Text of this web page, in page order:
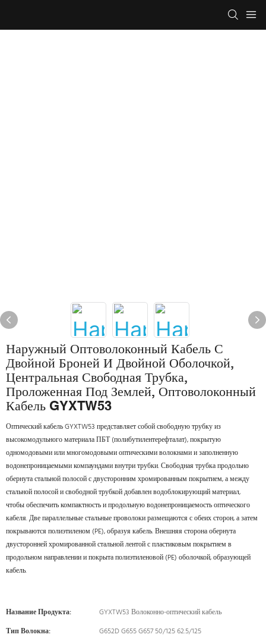
Наружный Оптоволоконный Кабель С
Двойной Броней И Двойной Оболочкой,
Центральная Свободная Трубка,
Проложенная Под Землей, Оптоволоконный
Кабель GYXTW53
Оптический кабель GYXTW53 представляет собой свободную трубку из
высокомодульного материала ПБТ (полибутилентерефталат), покрытую
одномодовыми или многомодовыми оптическими волокнами и заполненную
водонепроницаемыми компаундами внутри трубки. Свободная трубка продольно
обернута стальной полосой с двусторонним хромированным покрытием, а между
стальной полосой и свободной трубкой добавлен водоблокирующий материал,
чтобы обеспечить компактность и продольную водонепроницаемость оптического
кабеля. Две параллельные стальные проволоки размещаются с обеих сторон, а затем
покрываются полиэтиленом (PE), образуя кабель. Внешняя сторона обернута
двусторонней хромированной стальной лентой с пластиковым покрытием в
продольном направлении и покрыта полиэтиленовой (PE) оболочкой, образующей
кабель.
Название Продукта:
GYXTW53 Волоконно-оптический кабель
Тип Волокна:
G652D G655 G657 50/125 62.5/125